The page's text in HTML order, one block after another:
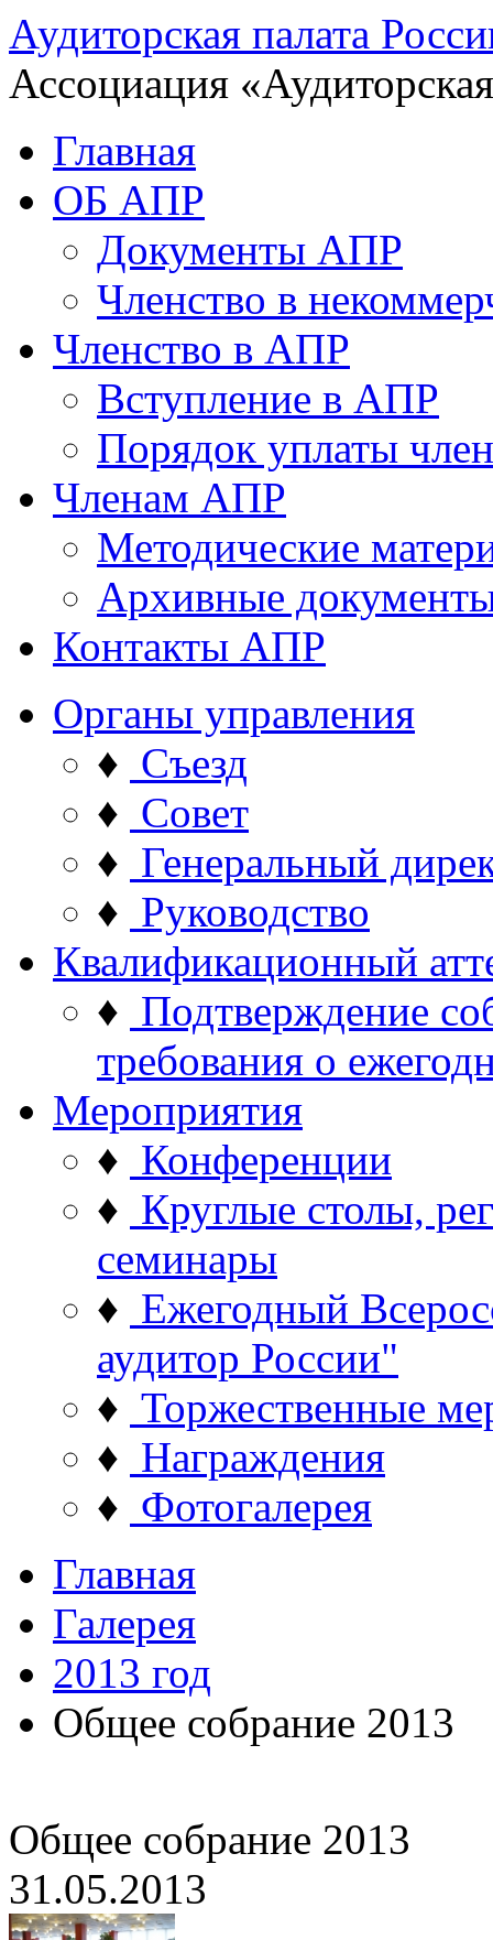
Аудиторская палата
Ассоциация
Главная
ОБ АПР
Документы АПР
Членство в
Членство в АПР
Вступление в АПР
Порядок уплаты
Членам АПР
Методические
Архивные
Контакты АПР
Органы управления
♦ Съезд
♦ Совет
♦ Генеральный
♦ Руководство
Квалификационный
♦ Подтверждение
требования о
Мероприятия
♦ Конференции
♦ Круглые столы,
семинары
♦ Ежегодный
аудитор России"
♦ Торжественные
♦ Награждения
♦ Фотогалерея
Главная
Галерея
2013 год
Общее собрание 2013
Общее собрание 2013
31.05.2013